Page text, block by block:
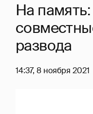
На
развода
14:37, 8 ноября 2021